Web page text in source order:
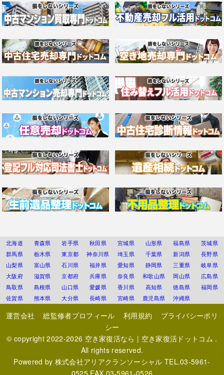
北海道 青森県 岩手県 秋田県 宮城県 山形県 福島県
茨城県
群馬県
栃木県 東京都 神奈川県 埼玉県 千葉県 新潟県
長野県
山梨県
富山県 石川県 福井県 愛知県 静岡県 三重県
岐阜県
大阪府
滋賀県 京都府 兵庫県 奈良県 和歌山県 岡山県
広島県
鳥取県
島根県 山口県 愛媛県 香川県 高知県 徳島県
福岡県
佐賀県
熊本県 大分県 長崎県 宮崎県 鹿児島県 沖縄県
運営会社 総監修者プロフィール 利用規約
プライバシーポリ
シー
© copyright 2022-2026 空き家復活なら | 空き家復活ドットコム .
All rights reserved.
Powered by 株式会社アリアクランソーシャル TEL.03-5961-